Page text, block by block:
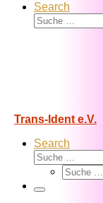
Search
Suche
Trans-Ident e.V.
Search
Suche
Suche
Menü